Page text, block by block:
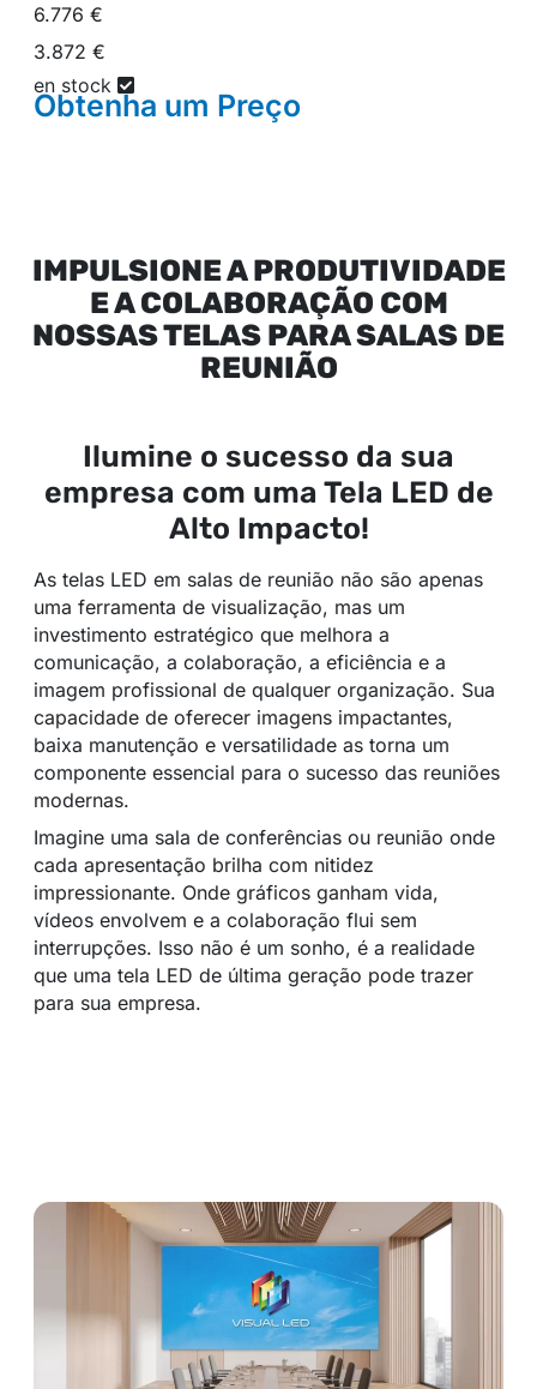
6.776 €
3.872 €
en stock
Obtenha um Preço
IMPULSIONE A PRODUTIVIDADE
E A COLABORAÇÃO COM
NOSSAS TELAS PARA SALAS DE
REUNIÃO
Ilumine o sucesso da sua
empresa com uma Tela LED de
Alto Impacto!
As telas LED em salas de reunião não são apenas
uma ferramenta de visualização, mas um
investimento estratégico que melhora a
comunicação, a colaboração, a eficiência e a
imagem profissional de qualquer organização. Sua
capacidade de oferecer imagens impactantes,
baixa manutenção e versatilidade as torna um
componente essencial para o sucesso das reuniões
modernas.
Imagine uma sala de conferências ou reunião onde
cada apresentação brilha com nitidez
impressionante. Onde gráficos ganham vida,
vídeos envolvem e a colaboração flui sem
interrupções. Isso não é um sonho, é a realidade
que uma tela LED de última geração pode trazer
para sua empresa.